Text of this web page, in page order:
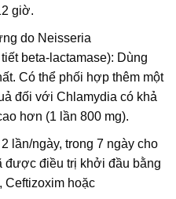
giờ.
do Neisseria
beta-lactamase): Dùng
Có thể phối hợp thêm một
đối với Chlamydia có khả
hơn (1 lần 800 mg).
lần/ngày, trong 7 ngày cho
được điều trị khởi đầu bằng
Ceftizoxim hoặc